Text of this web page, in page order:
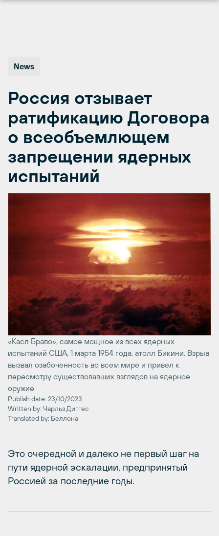
News
Россия отзывает
ратификацию Договора
о всеобъемлющем
запрещении ядерных
испытаний
«Касл Браво», самое мощное из всех ядерных
испытаний США, 1 марта 1954 года, атолл Бикини. Взрыв
вызвал озабоченность во всем мире и привел к
пересмотру существовавших взглядов на ядерное
оружие
Publish date: 23/10/2023
Written by: Чарльз Диггес
Translated by: Беллона
Это очередной и далеко не первый шаг на
пути ядерной эскалации, предпринятый
Россией за последние годы.